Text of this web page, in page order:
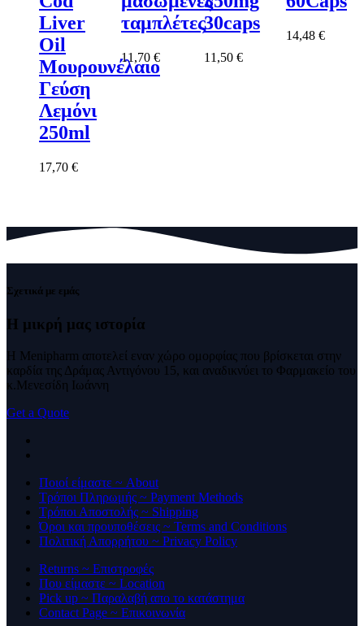
Liver
Oil
Μουρουνέλαιο
Γεύση
Λεμόνι
250ml
17,70 €
ταμπλέτες
11,70€
30caps
11,50 €
14,48 €
Σχετικά με εμάς
Η μικρή μας ιστορία
Η Menipharm αποτελεί εναν χώρο ομορφίας που βρίσκεται στην
καρδία της Δράμας Αντιγόνου 15, και αναδικνύει το Φαρμακείο του
κ.Μενεσίδη Ιωάννη
Get a Quote
Ποιοί είμαστε ~ About
Τρόποι Πληρωμής ~ Payment Methods
Τρόποι Αποστολής ~ Shipping
Όροι και προυποθέσεις ~ Terms and Conditions
Πολιτική Απορρήτου ~ Privacy Policy
Returns ~ Επιστροφές
Που είμαστε ~ Location
Pick up ~ Παραλαβή απο το κατάστημα
Contact Page ~ Επικοινωνία